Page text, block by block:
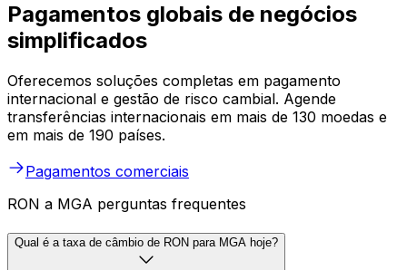
Pagamentos globais de negócios
simplificados
Oferecemos soluções completas em pagamento
internacional e gestão de risco cambial. Agende
transferências internacionais em mais de 130 moedas e
em mais de 190 países.
Pagamentos comerciais
RON a MGA perguntas frequentes
Qual é a taxa de câmbio de RON para MGA hoje?